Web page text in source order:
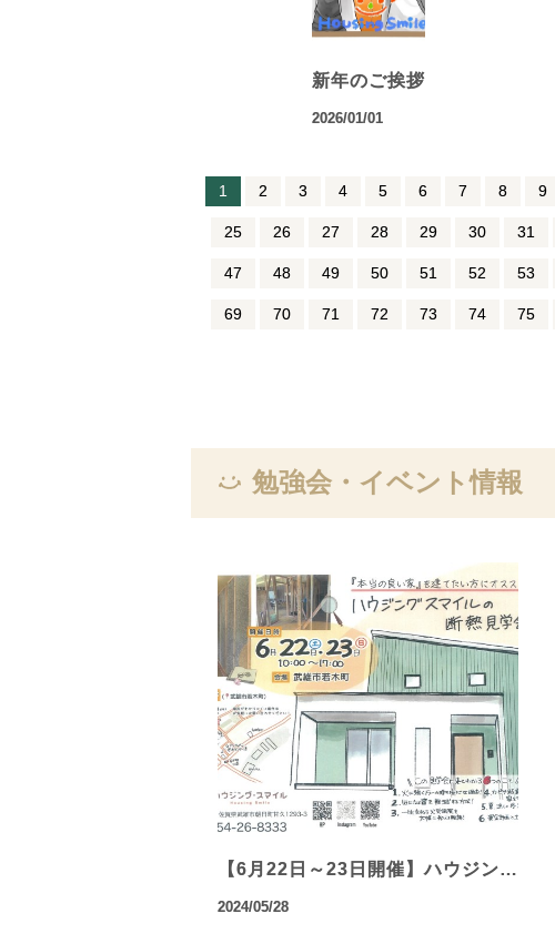
新年のご挨拶
2026/01/01
1 2 3 4 5 6 7 8 9
25 26 27 28 29 30 31
47 48 49 50 51 52 53
69 70 71 72 73 74 75
勉強会・イベント情報
【6月22日～23日開催】ハウジン…
2024/05/28